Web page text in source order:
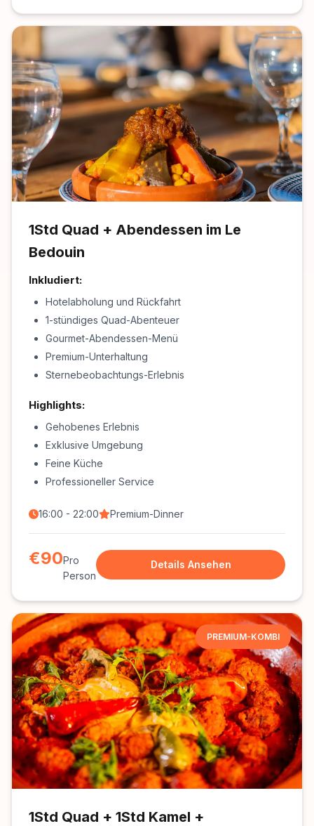
1Std Quad + Abendessen im Le
Bedouin
Inkludiert:
Hotelabholung und Rückfahrt
1-stündiges Quad-Abenteuer
Gourmet-Abendessen-Menü
Premium-Unterhaltung
Sternebeobachtungs-Erlebnis
Highlights:
Gehobenes Erlebnis
Exklusive Umgebung
Feine Küche
Professioneller Service
16:00 - 22:00 Premium-Dinner
€90Pro
Person
Details Ansehen
PREMIUM-KOMBI
1Std Quad + 1Std Kamel +